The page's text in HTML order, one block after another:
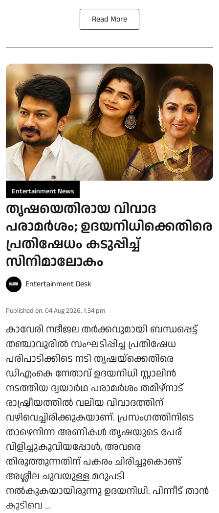
Read More
Entertainment News
തൃഷയെതിരായ വിവാദ
പരാമർശം; ഉദയനിധിക്കെതിരെ
പ്രതിഷേധം കടുപ്പിച്ച്
സിനിമാലോകം
Entertainment Desk
Published on: 04 Aug 2026, 1:34 pm
കാവേരി നദീജല തർക്കവുമായി ബന്ധപ്പെട്ട്
തഞ്ചാവൂരിൽ സംഘടിപ്പിച്ച പ്രതിഷേധ
പരിപാടിക്കിടെ നടി തൃഷയ്‌ക്കെതിരെ
ഡിഎംകെ നേതാവ് ഉദയനിധി സ്റ്റാലിൻ
നടത്തിയ ദ്വയാർഥ പരാമർശം തമിഴ്‌നാട്
രാഷ്ട്രീയത്തിൽ വലിയ വിവാദത്തിന്
വഴിവെച്ചിരിക്കുകയാണ്. പ്രസംഗത്തിനിടെ
താഴെനിന്ന അണികൾ തൃഷയുടെ പേര്
വിളിച്ചുകൂവിയപ്പോൾ, അവരെ
തിരുത്തുന്നതിന് പകരം ചിരിച്ചുകൊണ്ട്
അശ്ലീല ചുവയുള്ള മറുപടി
നൽകുകയായിരുന്നു ഉദയനിധി. പിന്നീട് താൻ
കുടിവെ ...